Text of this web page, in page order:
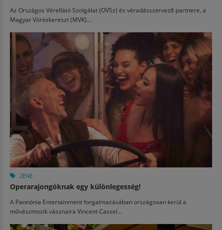
Az Országos Vérellátó Szolgálat (OVSz) és véradásszervező partnere, a
Magyar Vöröskereszt (MVK)...
ZENE
Operarajongóknak egy különlegesség!
A Pannónia Entertainment forgalmazásában országosan kerül a
művészmozik vásznaira Vincent Cassel...